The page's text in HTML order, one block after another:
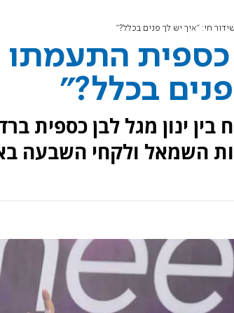
חי: "איך יש לך פנים בכלל?"
כספית
בכלל?"
השמאל ולקחי השבעה